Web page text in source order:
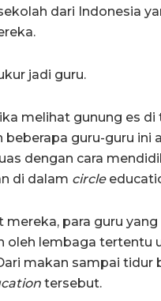
dari Indonesia
jadi guru.
melihat gunung es
guru-guru ini
dengan cara
di dalam circle
para guru
oleh lembaga tertentu
makan sampai tidur
tersebut.